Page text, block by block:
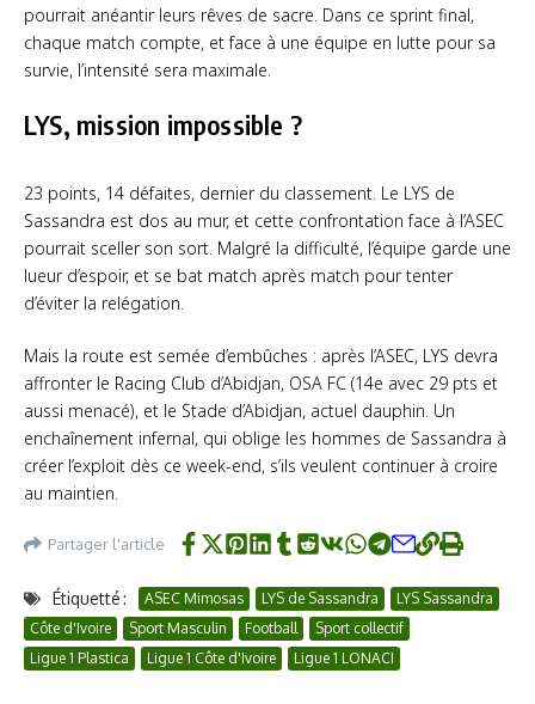
pourrait anéantir leurs rêves de sacre. Dans ce sprint final,
chaque match compte, et face à une équipe en lutte pour sa
survie, l’intensité sera maximale.
LYS, mission impossible ?
23 points, 14 défaites, dernier du classement. Le LYS de
Sassandra est dos au mur, et cette confrontation face à l’ASEC
pourrait sceller son sort. Malgré la difficulté, l’équipe garde une
lueur d’espoir, et se bat match après match pour tenter
d’éviter la relégation.
Mais la route est semée d’embûches : après l’ASEC, LYS devra
affronter le Racing Club d’Abidjan, OSA FC (14e avec 29 pts et
aussi menacé), et le Stade d’Abidjan, actuel dauphin. Un
enchaînement infernal, qui oblige les hommes de Sassandra à
créer l’exploit dès ce week-end, s’ils veulent continuer à croire
au maintien.
Partager l'article
Étiquetté : ASEC Mimosas LYS de Sassandra
LYS Sassandra
Côte d'Ivoire
Sport Masculin Football
Sport collectif
Ligue 1 Plastica
Ligue 1 Côte d'Ivoire Ligue 1 LONACI